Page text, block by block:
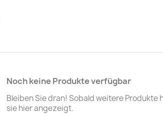
Noch keine Produkte verfügbar
Bleiben Sie dran! Sobald weitere
sie hier angezeigt.